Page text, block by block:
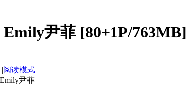
尹菲 [80+1P/763MB]
|阅读模式
尹菲